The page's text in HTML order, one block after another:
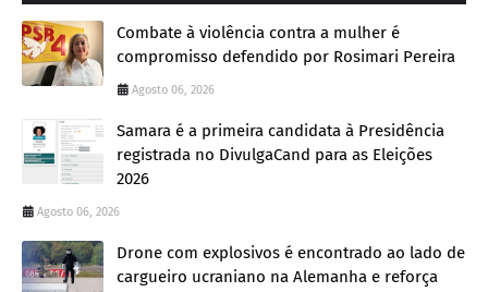
Combate à violência contra a mulher é
compromisso defendido por Rosimari Pereira
Agosto 06, 2026
Samara é a primeira candidata à Presidência
registrada no DivulgaCand para as Eleições
2026
Agosto 06, 2026
Drone com explosivos é encontrado ao lado de
cargueiro ucraniano na Alemanha e reforça